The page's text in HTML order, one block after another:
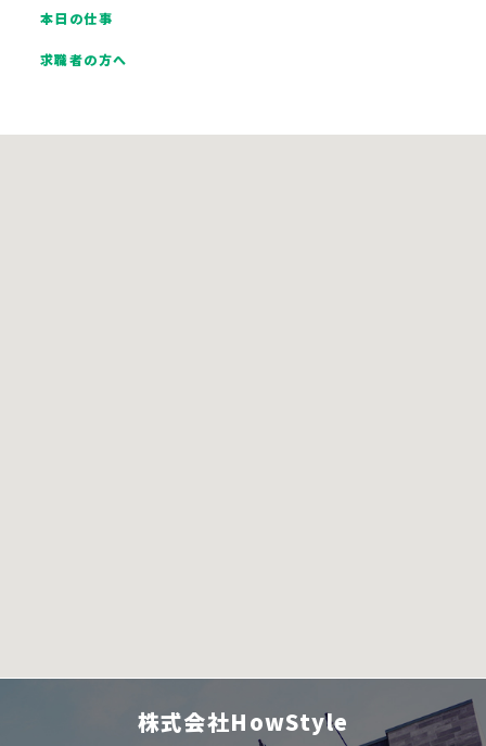
本日の仕事
求職者の方へ
株式会社HowStyle